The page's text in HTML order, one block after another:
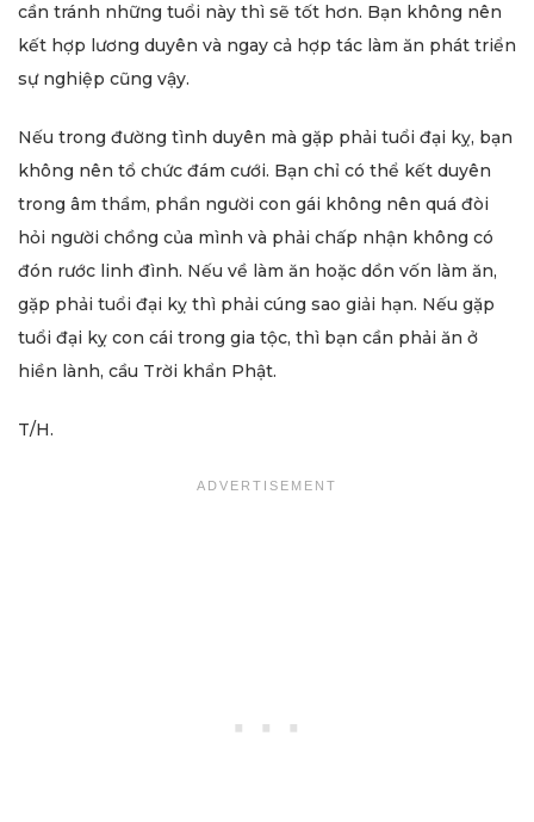
cần tránh những tuổi này thì sẽ tốt hơn. Bạn không nên
kết hợp lương duyên và ngay cả hợp tác làm ăn phát triển
sự nghiệp cũng vậy.
Nếu trong đường tình duyên mà gặp phải tuổi đại kỵ, bạn
không nên tổ chức đám cưới. Bạn chỉ có thể kết duyên
trong âm thầm, phần người con gái không nên quá đòi
hỏi người chồng của mình và phải chấp nhận không có
đón rước linh đình. Nếu về làm ăn hoặc dồn vốn làm ăn,
gặp phải tuổi đại kỵ thì phải cúng sao giải hạn. Nếu gặp
tuổi đại kỵ con cái trong gia tộc, thì bạn cần phải ăn ở
hiền lành, cầu Trời khẩn Phật.
T/H.